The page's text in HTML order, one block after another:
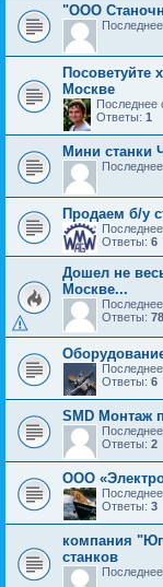
"ООО
Посоветуйте
Москве
Последнее
Ответы: 1
Мини станки
Продаем б/у
Ответы: 6
Дошел не
Москве...
Ответы: 78
Ответы: 6
SMD Монтаж
Ответы: 2
ООО
Ответы: 3
компания
станков